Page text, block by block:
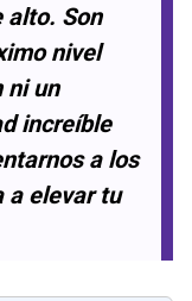
alto. Son
nivel
ni un
increíble
a los
a elevar tu